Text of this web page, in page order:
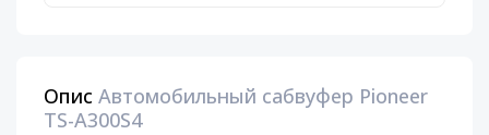
Опис Автомобильный сабвуфер Pioneer
TS-А300S4